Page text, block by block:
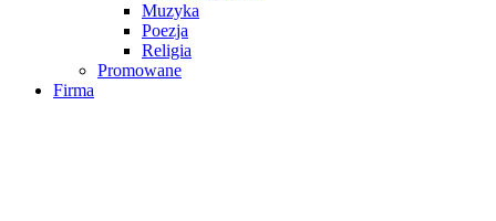
Muzyka
Poezja
Religia
Promowane
Firma